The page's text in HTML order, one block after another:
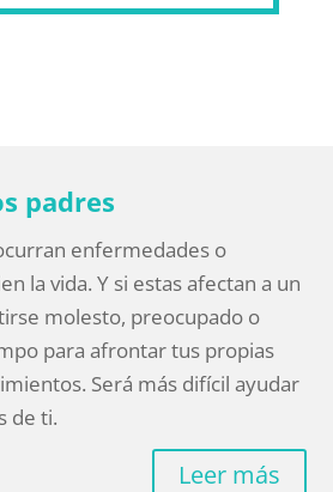
padres
enfermedades o
la vida. Y si estas afectan a un
molesto, preocupado o
para afrontar tus propias
Será más difícil ayudar
de ti.
Leer más